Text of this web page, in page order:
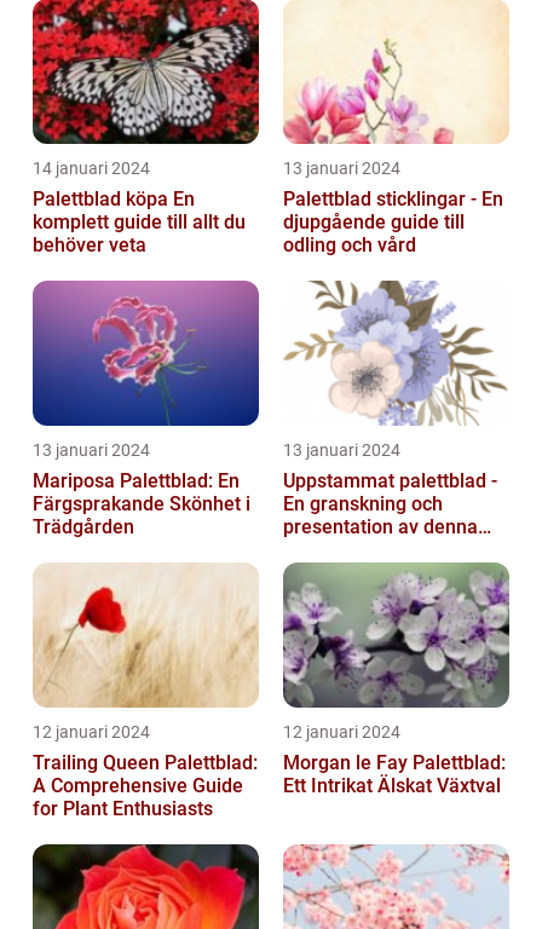
14 januari 2024
Palettblad köpa En
komplett guide till allt du
behöver veta
13 januari 2024
Palettblad sticklingar - En
djupgående guide till
odling och vård
13 januari 2024
Mariposa Palettblad: En
Färgsprakande Skönhet i
Trädgården
13 januari 2024
Uppstammat palettblad -
En granskning och
presentation av denna
12 januari 2024
Trailing Queen Palettblad:
A Comprehensive Guide
for Plant Enthusiasts
12 januari 2024
Morgan le Fay Palettblad:
Ett Intrikat Älskat Växtval